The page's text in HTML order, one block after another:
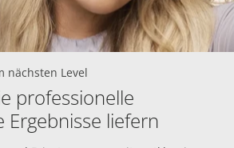
nächsten Level
professionelle
Ergebnisse liefern